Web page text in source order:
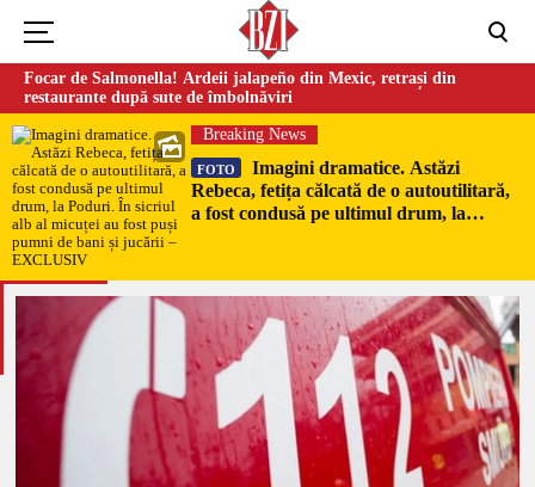
Focar de Salmonella! Ardeii jalapeño din Mexic, retrași din
restaurante după sute de îmbolnăviri
Breaking News
FOTO
Imagini dramatice. Astăzi
Rebeca, fetița călcată de o autoutilitară,
a fost condusă pe ultimul drum, la
EXCLUSIV